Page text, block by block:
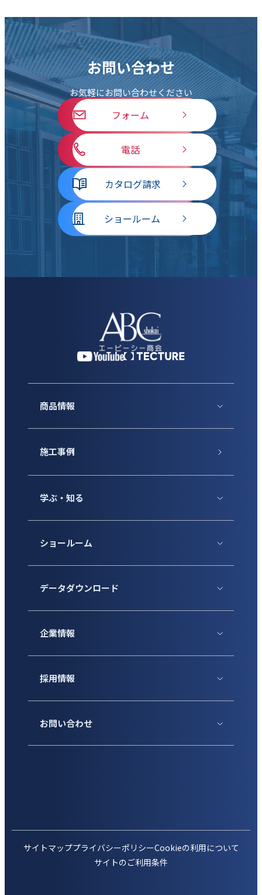
お問い合わせ
お気軽にお問い合わせください
フォーム
電話
カタログ請求
ショールーム
商品情報
施工事例
学ぶ・知る
ショールーム
データダウンロード
企業情報
採用情報
お問い合わせ
サイトマッププライバシーポリシーCookieの利用について
サイトのご利用条件